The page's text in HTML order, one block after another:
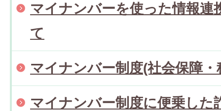
マイナンバーを使った情報連
て
マイナンバー制度(社会保障
マイナンバー制度に便乗した